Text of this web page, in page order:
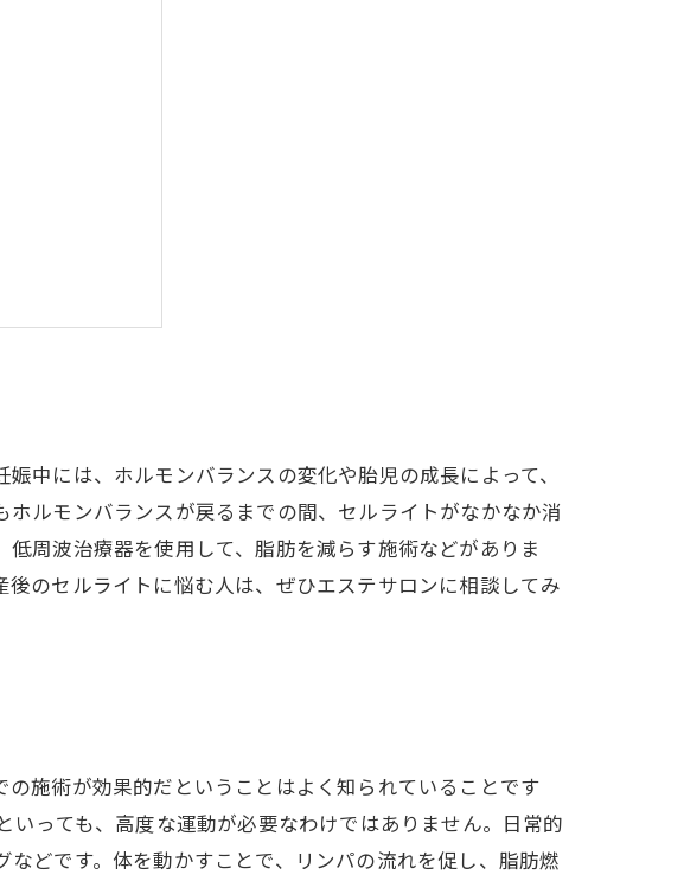
中には、ホルモンバランスの変化や胎児の成長によって、
ルモンバランスが戻るまでの間、セルライトがなかなか消
周波治療器を使用して、脂肪を減らす施術などがありま
のセルライトに悩む人は、ぜひエステサロンに相談してみ
施術が効果的だということはよく知られていることです
っても、高度な運動が必要なわけではありません。日常的
どです。体を動かすことで、リンパの流れを促し、脂肪燃